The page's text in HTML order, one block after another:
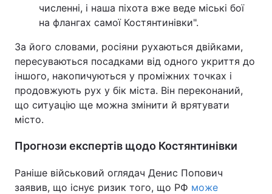
численні, і наша піхота вже веде міські бої
на флангах самої Костянтинівки".
За його словами, росіяни рухаються двійками,
пересуваються посадками від одного укриття до
іншого, накопичуються у проміжних точках і
продовжують рух у бік міста. Він переконаний,
що ситуацію ще можна змінити й врятувати
місто.
Прогнози експертів щодо Костянтинівки
Раніше військовий оглядач Денис Попович
заявив, що існує ризик того, що РФ може